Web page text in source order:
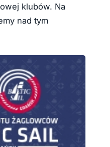
klubów. Na
nad tym